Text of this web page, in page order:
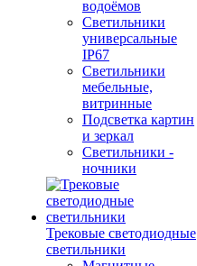
водоёмов
Светильники
универсальные
IP67
Светильники
мебельные,
витринные
Подсветка картин
и зеркал
Светильники -
ночники
Трековые светодиодные
светильники